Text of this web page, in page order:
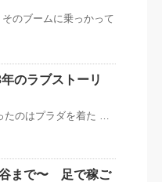
のブームに乗っかって
のラブストーリ
たのはプラダを着た …
谷まで〜 足で稼ご